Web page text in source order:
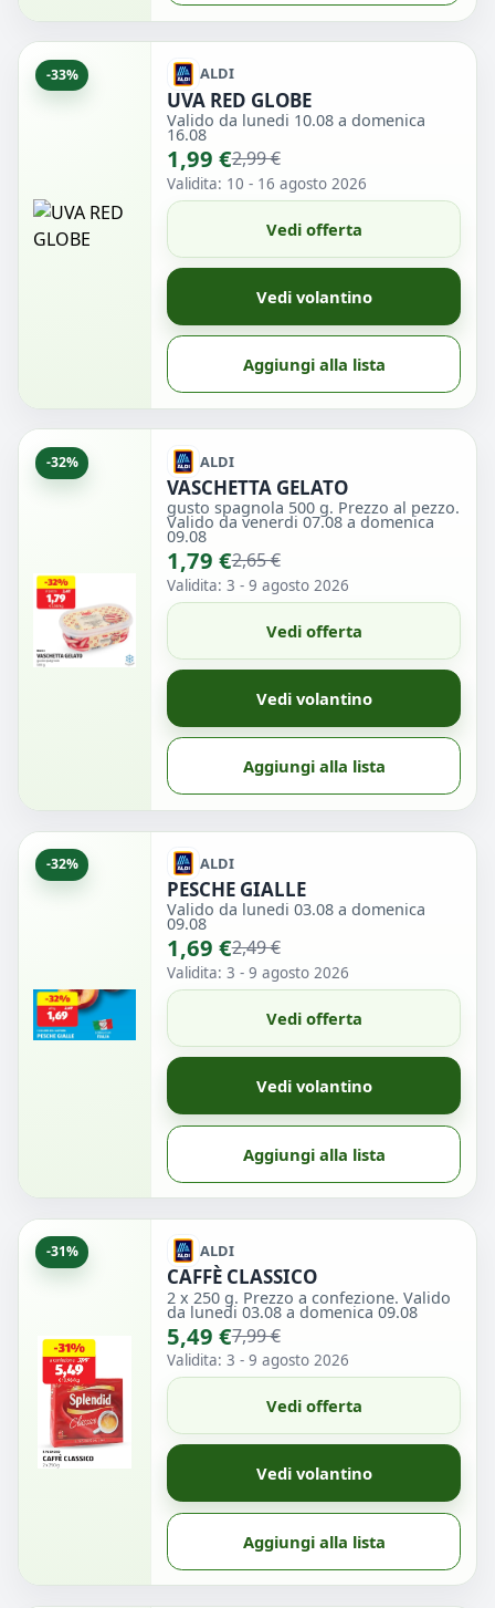
-33% ALDI
UVA RED GLOBE
Valido da lunedi 10.08 a domenica
16.08
1,99 €2,99 €
Validita: 10 - 16 agosto 2026
Vedi offerta
Vedi volantino
Aggiungi alla lista
-32% ALDI
VASCHETTA GELATO
gusto spagnola 500 g. Prezzo al pezzo.
Valido da venerdi 07.08 a domenica
09.08
1,79 €2,65 €
Validita: 3 - 9 agosto 2026
Vedi offerta
Vedi volantino
Aggiungi alla lista
-32% ALDI
PESCHE GIALLE
Valido da lunedi 03.08 a domenica
09.08
1,69 €2,49 €
Validita: 3 - 9 agosto 2026
Vedi offerta
Vedi volantino
Aggiungi alla lista
-31% ALDI
CAFFÈ CLASSICO
2 x 250 g. Prezzo a confezione. Valido
da lunedi 03.08 a domenica 09.08
5,49 €7,99 €
Validita: 3 - 9 agosto 2026
Vedi offerta
Vedi volantino
Aggiungi alla lista